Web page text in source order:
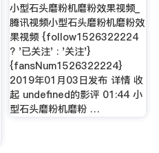
小型石头磨粉机磨粉效果视频_
腾讯视频小型石头磨粉机磨粉效
果视频 {follow1526322224
? '已关注' : '关注'}
{fansNum1526322224}
2019年01月03日发布 详情 收
起 undefined的影评 01:44 小
型石头磨粉机磨粉 …